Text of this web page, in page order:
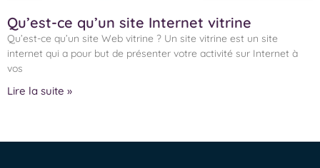
Qu’est-ce qu’un site Internet vitrine
Qu’est-ce qu’un site Web vitrine ? Un site vitrine est un site
internet qui a pour but de présenter votre activité sur Internet à
vos
Lire la suite »